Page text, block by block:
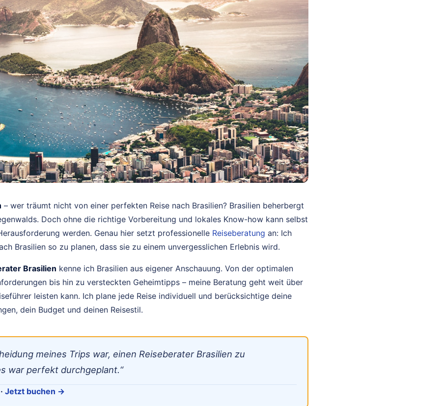
– wer träumt nicht von einer perfekten Reise nach Brasilien? Brasilien beherbergt
Doch ohne die richtige Vorbereitung und lokales Know-how kann selbst
werden. Genau hier setzt professionelle Reiseberatung an: Ich
Brasilien so zu planen, dass sie zu einem unvergesslichen Erlebnis wird.
Brasilien kenne ich Brasilien aus eigener Anschauung. Von der optimalen
bis hin zu versteckten Geheimtipps – meine Beratung geht weit über
leisten kann. Ich plane jede Reise individuell und berücksichtige deine
dein Budget und deinen Reisestil.
meines Trips war, einen Reiseberater Brasilien zu
war perfekt durchgeplant.“
Jetzt buchen →